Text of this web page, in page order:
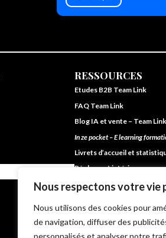
Nous respectons votre vie
Nous utilisons des cookies pour
de navigation, diffuser des
personnalisés et analyser notre
RESSOURCES
Etudes B2B Team Link
FAQ Team Link
Blog IA et vente – Team Link
In ze pocket – E learning
Livrets d’accueil et
Règlement intérieur
CG de Vente et d’Utilisation
Politique de protection des